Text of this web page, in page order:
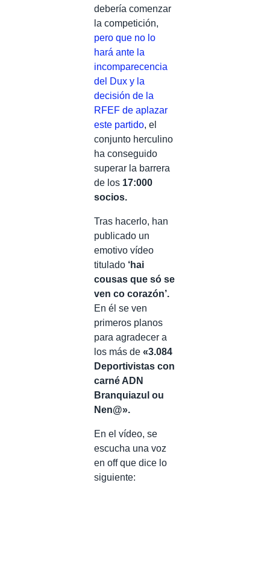
debería comenzar
la competición,
pero que no lo
hará ante la
incomparecencia
del Dux y la
decisión de la
RFEF de aplazar
este partido, el
conjunto herculino
ha conseguido
superar la barrera
de los 17:000
socios.
Tras hacerlo, han
publicado un
emotivo vídeo
titulado ‘hai
cousas que só se
ven co corazón’.
En él se ven
primeros planos
para agradecer a
los más de «3.084
Deportivistas con
carné ADN
Branquiazul ou
Nen@».
En el vídeo, se
escucha una voz
en off que dice lo
siguiente: